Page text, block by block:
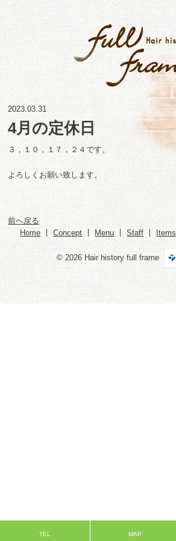
2023.03.31
4月の定休日
３，１０，１７，２４です。
よろしくお願い致します。
前へ戻る
Home
Concept Menu Staff Items
© 2026 Hair history full frame
TEL MAP